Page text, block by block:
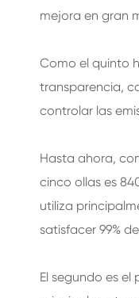
BOTELLAS
BOTELLAS
FRASCOS
mejora en gran
Como el quinto
transparencia,
controlar las
Hasta ahora,
cinco ollas es
utiliza
satisfacer 99%
El segundo es